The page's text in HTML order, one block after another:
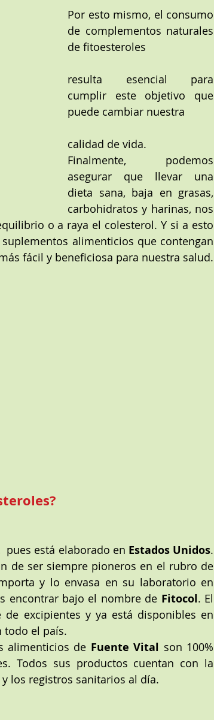
Por esto mismo, el consumo
de complementos naturales
de fitoesteroles
resulta esencial para
cumplir este objetivo que
puede cambiar nuestra
calidad de vida.
Finalmente, podemos
asegurar que llevar una
dieta sana, baja en grasas,
carbohidratos y harinas, nos
o a raya el colesterol. Y si a esto
alimenticios que contengan
pues está elaborado en Estados Unidos.
de ser siempre pioneros en el rubro de
y lo envasa en su laboratorio en
encontrar bajo el nombre de Fitocol. El
excipientes y ya está disponibles en
todo el país.
alimenticios de Fuente Vital son 100%
Todos sus productos cuentan con la
los registros sanitarios al día.